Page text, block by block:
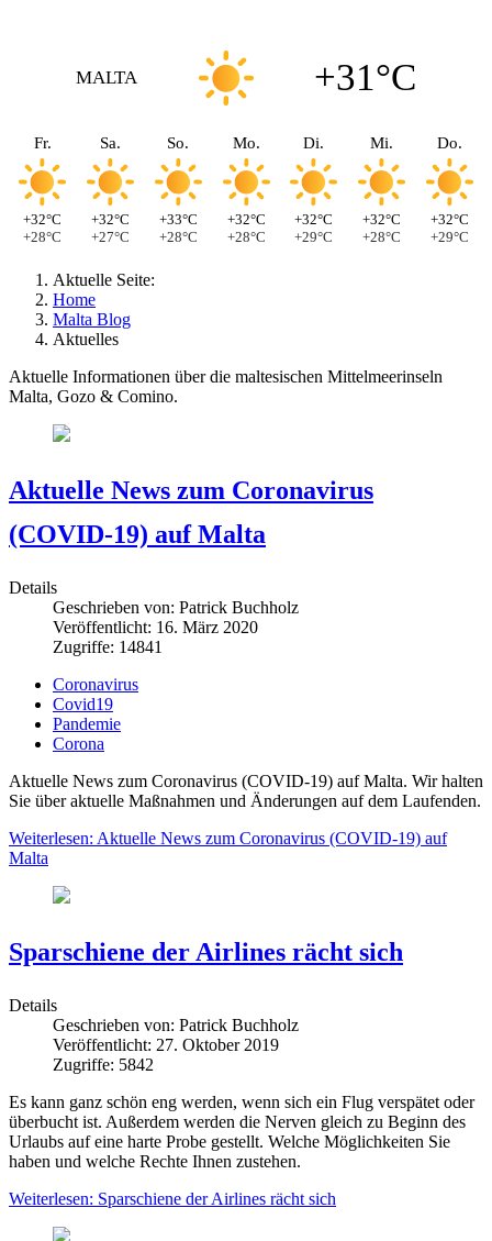
MALTA +31°C
Fr.
+32°C
+28°C
Sa.
+32°C
+27°C
So.
+33°C
+28°C
Mo.
+32°C
+28°C
Di.
+32°C
+29°C
Mi.
+32°C
+28°C
Do.
+32°C
+29°C
Aktuelle Seite:
Home
Malta Blog
Aktuelles
Aktuelle Informationen über die maltesischen Mittelmeerinseln
Malta, Gozo & Comino.
Aktuelle News zum Coronavirus
(COVID-19) auf Malta
Details
Geschrieben von: Patrick Buchholz
Veröffentlicht: 16. März 2020
Zugriffe: 14841
Coronavirus
Covid19
Pandemie
Corona
Aktuelle News zum Coronavirus (COVID-19) auf Malta. Wir halten
Sie über aktuelle Maßnahmen und Änderungen auf dem Laufenden.
Weiterlesen: Aktuelle News zum Coronavirus (COVID-19) auf
Malta
Sparschiene der Airlines rächt sich
Details
Geschrieben von: Patrick Buchholz
Veröffentlicht: 27. Oktober 2019
Zugriffe: 5842
Es kann ganz schön eng werden, wenn sich ein Flug verspätet oder
überbucht ist. Außerdem werden die Nerven gleich zu Beginn des
Urlaubs auf eine harte Probe gestellt. Welche Möglichkeiten Sie
haben und welche Rechte Ihnen zustehen.
Weiterlesen: Sparschiene der Airlines rächt sich